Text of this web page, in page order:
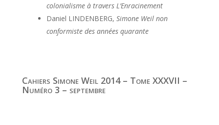
colonialisme à travers L’Enracinement
Daniel LINDENBERG, Simone Weil non
conformiste des années quarante
Cahiers Simone Weil 2014 – Tome XXXVII –
Numéro 3 – septembre